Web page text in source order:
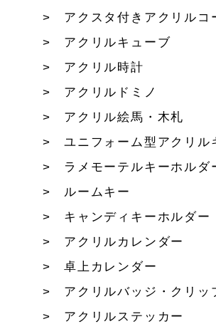
アクスタ付きアクリルコ
アクリルキューブ
アクリル時計
アクリルドミノ
アクリル絵馬・木札
ユニフォーム型アクリル
ラメモーテルキーホルダ
ルームキー
キャンディキーホルダー
アクリルカレンダー
卓上カレンダー
アクリルバッジ・クリッ
アクリルステッカー